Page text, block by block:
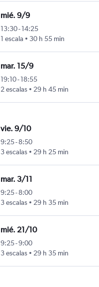
mié. 9/9
13:30-14:25
1 escala
30 h 55 min
mar. 15/9
19:10-18:55
2 escalas
29 h 45 min
vie. 9/10
9:25-8:50
3 escalas
29 h 25 min
mar. 3/11
9:25-8:00
3 escalas
29 h 35 min
mié. 21/10
9:25-9:00
3 escalas
29 h 35 min